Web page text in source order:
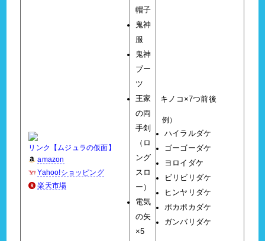
リンク【ムジュラの仮面】
amazon
Yahoo!ショッピング
楽天市場
帽子
鬼神
服
鬼神
ブー
ツ
王家
の両
手剣
（ロ
ング
スロ
ー）
電気
の矢
×5
キノコ×7つ前後
例）
ハイラルダケ
ゴーゴーダケ
ヨロイダケ
ビリビリダケ
ヒンヤリダケ
ポカポカダケ
ガンバリダケ